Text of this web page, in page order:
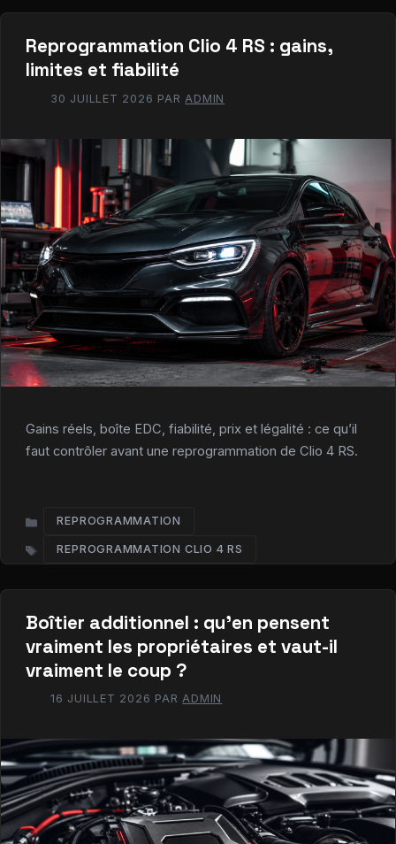
Reprogrammation Clio 4 RS : gains,
limites et fiabilité
30 JUILLET 2026 PAR ADMIN
Gains réels, boîte EDC, fiabilité, prix et légalité : ce qu’il
faut contrôler avant une reprogrammation de Clio 4 RS.
CATÉGORIES
REPROGRAMMATION
ÉTIQUETTES
REPROGRAMMATION CLIO 4 RS
Boîtier additionnel : qu’en pensent
vraiment les propriétaires et vaut-il
vraiment le coup ?
16 JUILLET 2026 PARADMIN